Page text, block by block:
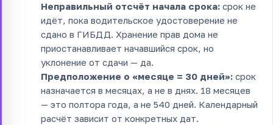
Неправильный отсчёт начала срока: срок не
идёт, пока водительское удостоверение не
сдано в ГИБДД. Хранение прав дома не
приостанавливает начавшийся срок, но
уклонение от сдачи — да.
Предположение о «месяце = 30 дней»: срок
назначается в месяцах, а не в днях. 18 месяцев
— это полтора года, а не 540 дней. Календарный
расчёт зависит от конкретных дат.